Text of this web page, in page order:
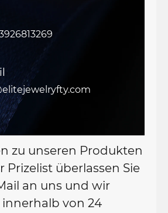
zu unseren Produkten
Prizelist überlassen Sie
an uns und wir
von 24